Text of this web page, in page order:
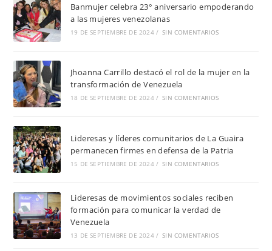
Banmujer celebra 23° aniversario empoderando
a las mujeres venezolanas
19 DE SEPTIEMBRE DE 2024 / SIN COMENTARIOS
Jhoanna Carrillo destacó el rol de la mujer en la
transformación de Venezuela
18 DE SEPTIEMBRE DE 2024 / SIN COMENTARIOS
Lideresas y líderes comunitarios de La Guaira
permanecen firmes en defensa de la Patria
15 DE SEPTIEMBRE DE 2024 / SIN COMENTARIOS
Lideresas de movimientos sociales reciben
formación para comunicar la verdad de
Venezuela
13 DE SEPTIEMBRE DE 2024 / SIN COMENTARIOS